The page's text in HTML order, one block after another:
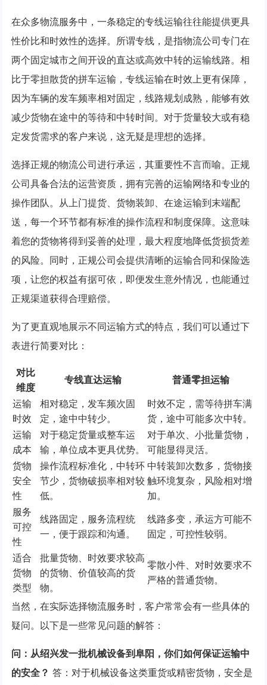
在众多物流服务中，一条稳定的专线运输往往能提供更具
性价比和时效性的选择。所谓专线，是指物流公司专门在
两个固定城市之间开设的直达或高效中转的运输线路。相
比于零担散货的拼车运输，专线运输在时效上更有保障，
因为车辆的发车频率相对固定，线路规划成熟，能够有效
减少货物在途中的等待和中转时间。对于货量较大或有稳
定发货需求的客户来说，这无疑是理想的选择。
选择正规的物流公司进行承运，其重要性不言而喻。正规
公司具备合法的运营资质，拥有完善的运输网络和专业的
操作团队。从上门提货、货物装卸、在途运输到末端配
送，每一个环节都有标准的操作流程和制度保障。这意味
着您的货物将得到妥善的处理，最大程度地降低货损货差
的风险。同时，正规公司会提供清晰的运输合同和保险选
项，让您的权益有据可依，即便发生意外情况，也能通过
正规渠道获得合理赔偿。
为了更直观地展示不同运输方式的特点，我们可以通过下
表进行简要对比：
对比
维度
专线直达运输
普通零担运输
运输
时效
相对稳定，发车频次固
定，途中中转少。
时效不定，需等待拼车满
货，途中可能多次中转。
运输
成本
对于稳定货量或整车运
输，单位成本更具优势。
对于单次、小批量货物，
可能显得灵活。
货物
安全
性
操作流程标准化，中转环
节少，货物破损率相对较
低。
中转装卸次数多，货物接
触环境复杂，风险相对增
加。
服务
可控
性
线路固定，服务流程统
一，便于跟踪和沟通。
线路多变，承运方可能不
固定，可控性较弱。
适合
货物
类型
批量货物、时效要求较高
的货物、价值较高的货
物。
零散小件、对时效要求不
严格的普通货物。
当然，在实际选择物流服务时，客户常常会有一些具体的
疑问。以下是一些常见问题的解答：
问：从绍兴发一批机械设备到阜阳，你们如何保证运输中
的安全？ 答：对于机械设备这类重货或精密货物，安全是